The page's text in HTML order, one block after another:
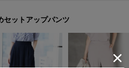
セットアップパンツ